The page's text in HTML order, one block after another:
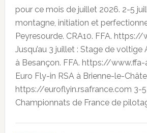
pour ce mois de juillet 2026. 2-5
montagne, initiation et
Peyresourde. CRA10. FFA.
Jusqu’au 3 juillet : Stage de
à Besançon. FFA. https://www.ffa-
Euro Fly-in RSA à Brienne-le-
https://euroflyin.rsafrance.com 3-5
Championnats de France de